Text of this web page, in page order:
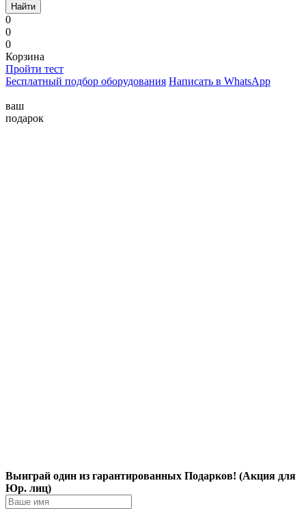
Найти
0
0
0
Корзина
Пройти тест
Бесплатный подбор оборудования Написать в WhatsApp
ваш
подарок
Выиграй один из гарантированных Подарков! (Акция для
Юр. лиц)